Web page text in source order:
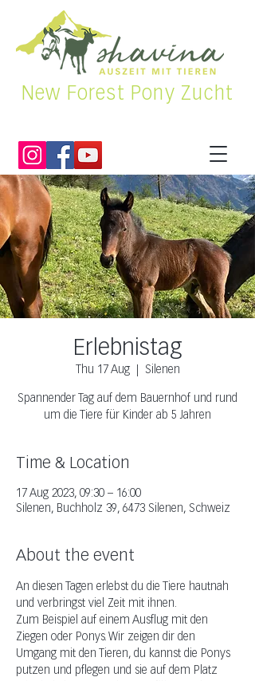
New Forest Pony Zucht
Erlebnistag
Thu 17 Aug
  |
Silenen
Spannender Tag auf dem Bauernhof und rund
um die Tiere für Kinder ab 5 Jahren
Time & Location
17 Aug 2023, 09:30 – 16:00
Silenen, Buchholz 39, 6473 Silenen, Schweiz
About the event
An diesen Tagen erlebst du die Tiere hautnah
und verbringst viel Zeit mit ihnen.
Zum Beispiel auf einem Ausflug mit den
Ziegen oder Ponys. Wir zeigen dir den
Umgang mit den Tieren, du kannst die Ponys
putzen und pflegen und sie auf dem Platz